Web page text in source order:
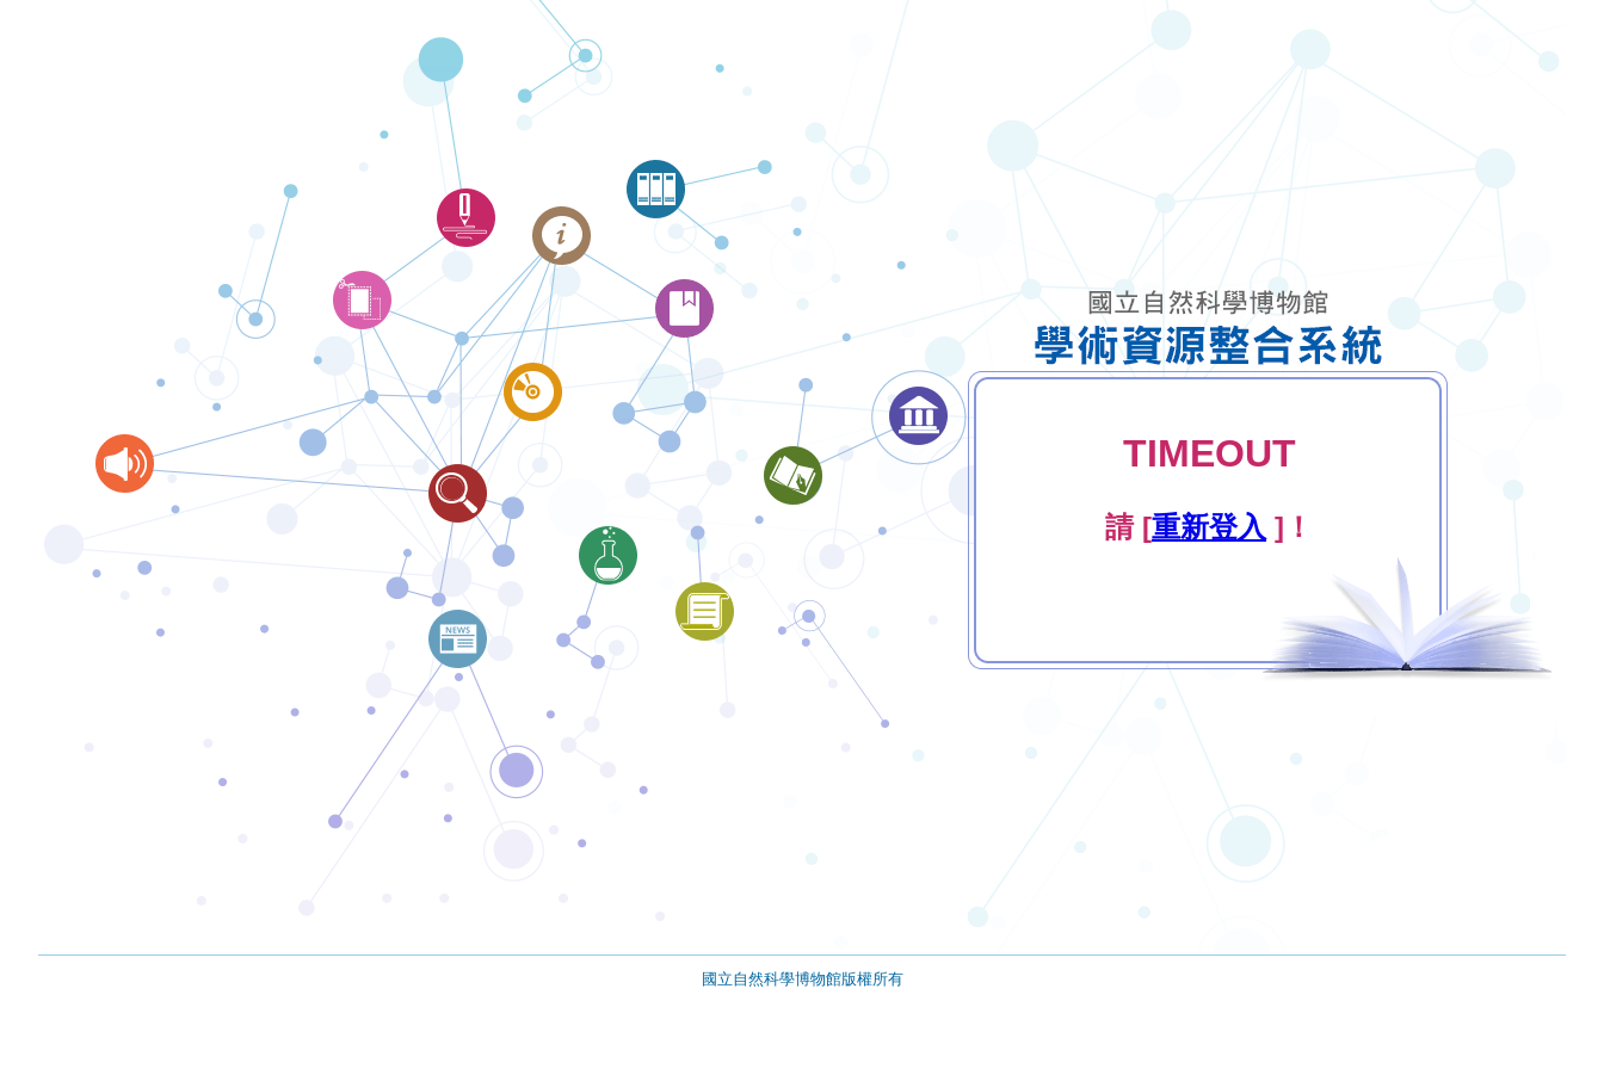
TIMEOUT
請 [重新登入 ]！
國立自然科學博物館版權所有